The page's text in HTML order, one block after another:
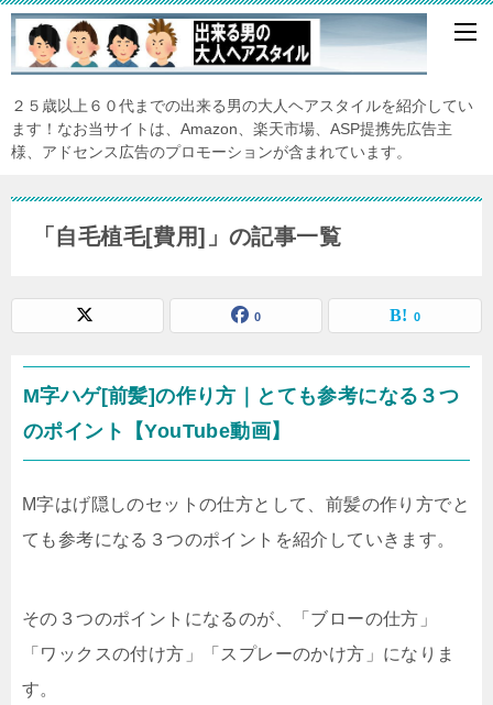
２５歳以上６０代までの出来る男の大人ヘアスタイルを紹介してい
ます！なお当サイトは、Amazon、楽天市場、ASP提携先広告主
様、アドセンス広告のプロモーションが含まれています。
「自毛植毛[費用]」の記事一覧
0 0
M字ハゲ[前髪]の作り方｜とても参考になる３つ
のポイント【YouTube動画】
M字はげ隠しのセットの仕方として、前髪の作り方でと
ても参考になる３つのポイントを紹介していきます。
その３つのポイントになるのが、「ブローの仕方」
「ワックスの付け方」「スプレーのかけ方」になりま
す。